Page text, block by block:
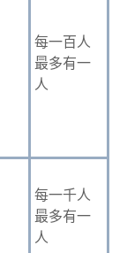
每一百人
最多有一
人
每一千人
最多有一
人